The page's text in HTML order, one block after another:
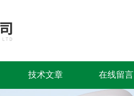
技术文章 在线留言